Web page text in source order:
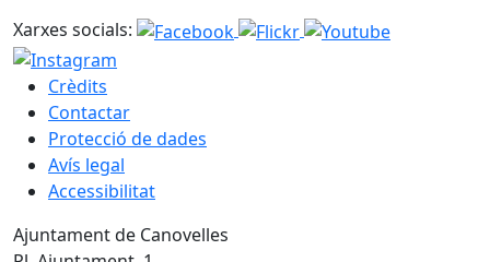
Xarxes socials:
Crèdits
Contactar
Protecció de dades
Avís legal
Accessibilitat
Ajuntament de Canovelles